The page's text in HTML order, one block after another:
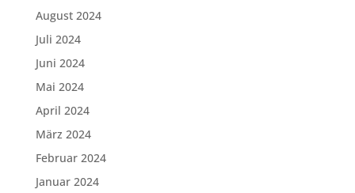
August 2024
Juli 2024
Juni 2024
Mai 2024
April 2024
März 2024
Februar 2024
Januar 2024